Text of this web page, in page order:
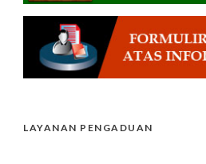
LAYANAN PENGADUAN